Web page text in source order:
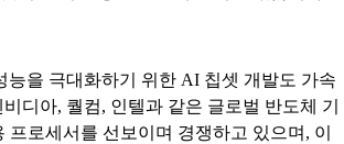
능을 극대화하기 위한 AI 칩셋 개발도 가속
디아, 퀄컴, 인텔과 같은 글로벌 반도체 기
프로세서를 선보이며 경쟁하고 있으며, 이